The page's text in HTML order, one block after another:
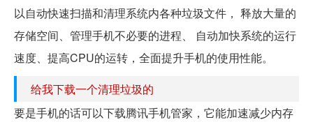
以自动快速扫描和清理系统内各种垃圾文件， 释放大量的
存储空间、管理手机不必要的进程、 自动加快系统的运行
速度、提高CPU的运转，全面提升手机的使用性能。
给我下载一个清理垃圾的
要是手机的话可以下载腾讯手机管家，它能加速减少内存